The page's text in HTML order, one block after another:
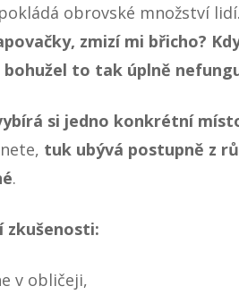
obrovské množství
zmizí mi břicho?
bohužel to tak úplně
si jedno konkrétní
tuk ubývá postupně z
.
zkušenosti:
v obličeji,